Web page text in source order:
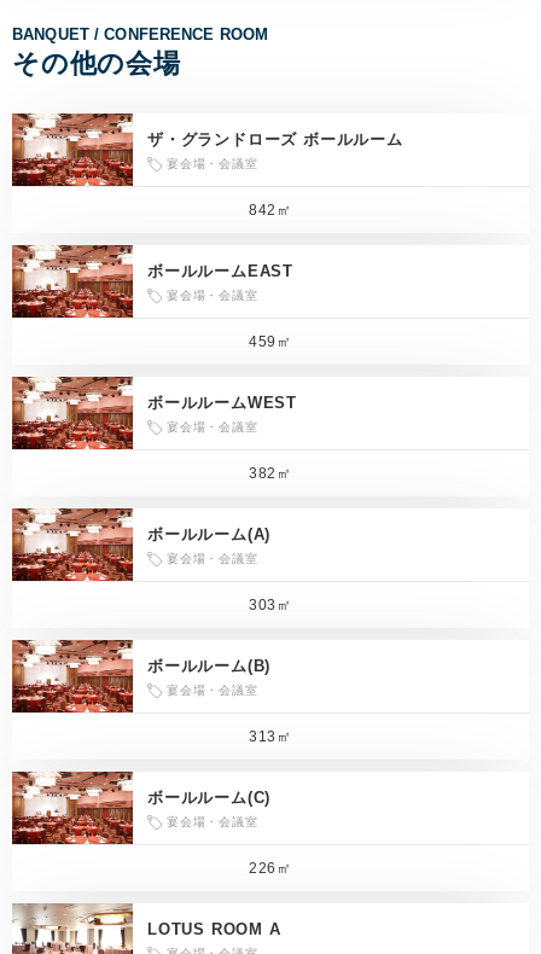
BANQUET / CONFERENCE ROOM
その他の会場
ザ・グランドローズ ボールルーム
宴会場・会議室
842㎡
ボールルームEAST
宴会場・会議室
459㎡
ボールルームWEST
宴会場・会議室
382㎡
ボールルーム(A)
宴会場・会議室
303㎡
ボールルーム(B)
宴会場・会議室
313㎡
ボールルーム(C)
宴会場・会議室
226㎡
LOTUS ROOM A